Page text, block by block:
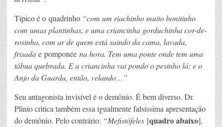
Típico é o quadrinho “com um riachinho muito bonitinho
com umas plantinhas, e uma criancinha gorduchinha cor-de-
rosinha, com ar de quem está saindo da cama, lavada,
frisadae pomponée na hora. Tem uma ponte onde tem uma
tábua quebrada. E a criancinha vai pondo o pesinho lá; e o
Anjo da Guarda, então, velando…”
Seu antagonista invisível é o demônio. É bem diverso. Dr.
Plinio critica também essa igualmente falsíssima apresentação
do demônio. Pelo contrário: “Mefistófeles [quadro abaixo],